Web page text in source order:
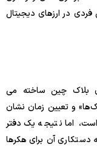
در ارزهای دیجیتال
بلاک چین ساخته می
و تعیین زمان نشان
اما نتیجه یک دفتر
دستکاری آن برای هکرها